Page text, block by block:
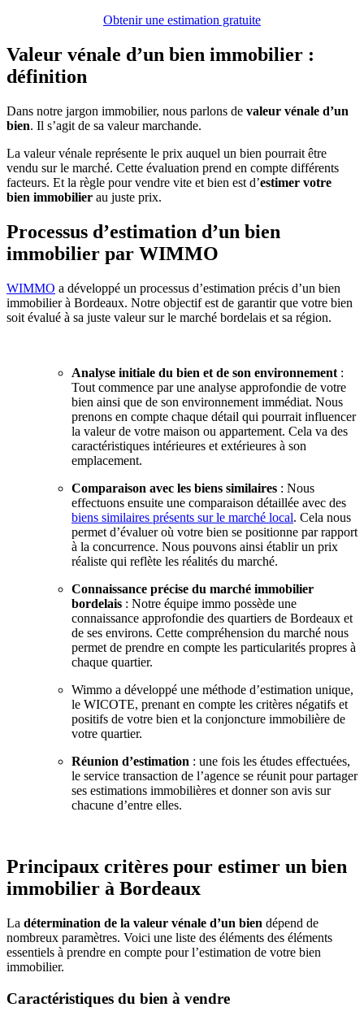
Obtenir une estimation gratuite
Valeur vénale d’un bien immobilier :
définition
Dans notre jargon immobilier, nous parlons de valeur vénale d’un
bien. Il s’agit de sa valeur marchande.
La valeur vénale représente le prix auquel un bien pourrait être
vendu sur le marché. Cette évaluation prend en compte différents
facteurs. Et la règle pour vendre vite et bien est d’estimer votre
bien immobilier au juste prix.
Processus d’estimation d’un bien
immobilier par WIMMO
WIMMO a développé un processus d’estimation précis d’un bien
immobilier à Bordeaux. Notre objectif est de garantir que votre bien
soit évalué à sa juste valeur sur le marché bordelais et sa région.
Analyse initiale du bien et de son environnement :
Tout commence par une analyse approfondie de votre
bien ainsi que de son environnement immédiat. Nous
prenons en compte chaque détail qui pourrait influencer
la valeur de votre maison ou appartement. Cela va des
caractéristiques intérieures et extérieures à son
emplacement.
Comparaison avec les biens similaires : Nous
effectuons ensuite une comparaison détaillée avec des
biens similaires présents sur le marché local. Cela nous
permet d’évaluer où votre bien se positionne par rapport
à la concurrence. Nous pouvons ainsi établir un prix
réaliste qui reflète les réalités du marché.
Connaissance précise du marché immobilier
bordelais : Notre équipe immo possède une
connaissance approfondie des quartiers de Bordeaux et
de ses environs. Cette compréhension du marché nous
permet de prendre en compte les particularités propres à
chaque quartier.
Wimmo a développé une méthode d’estimation unique,
le WICOTE, prenant en compte les critères négatifs et
positifs de votre bien et la conjoncture immobilière de
votre quartier.
Réunion d’estimation : une fois les études effectuées,
le service transaction de l’agence se réunit pour partager
ses estimations immobilières et donner son avis sur
chacune d’entre elles.
Principaux critères pour estimer un bien
immobilier à Bordeaux
La détermination de la valeur vénale d’un bien dépend de
nombreux paramètres. Voici une liste des éléments des éléments
essentiels à prendre en compte pour l’estimation de votre bien
immobilier.
Caractéristiques du bien à vendre